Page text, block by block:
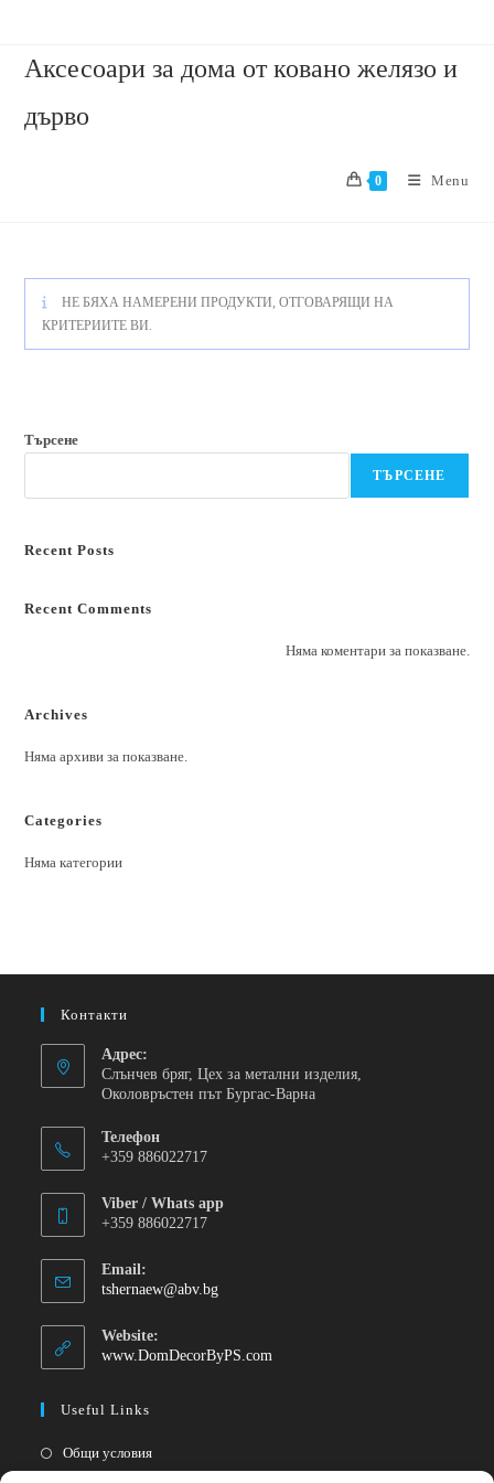
Аксесоари за дома от ковано желязо и
дърво
0 Menu
НЕ БЯХА НАМЕРЕНИ ПРОДУКТИ, ОТГОВАРЯЩИ НА
КРИТЕРИИТЕ ВИ.
Търсене
ТЪРСЕНЕ
Recent Posts
Recent Comments
Няма коментари за показване.
Archives
Няма архиви за показване.
Categories
Няма категории
Контакти
Адрес:
Слънчев бряг, Цех за метални изделия,
Околовръстен път Бургас-Варна
Телефон
+359 886022717
Viber / Whats app
+359 886022717
Email:
tshernaew@abv.bg
Website:
www.DomDecorByPS.com
Useful Links
Общи условия